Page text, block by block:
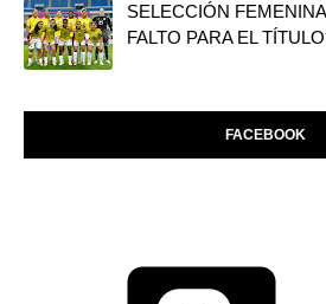
SELECCIÓN
FALTO PARA EL
FACEBOOK